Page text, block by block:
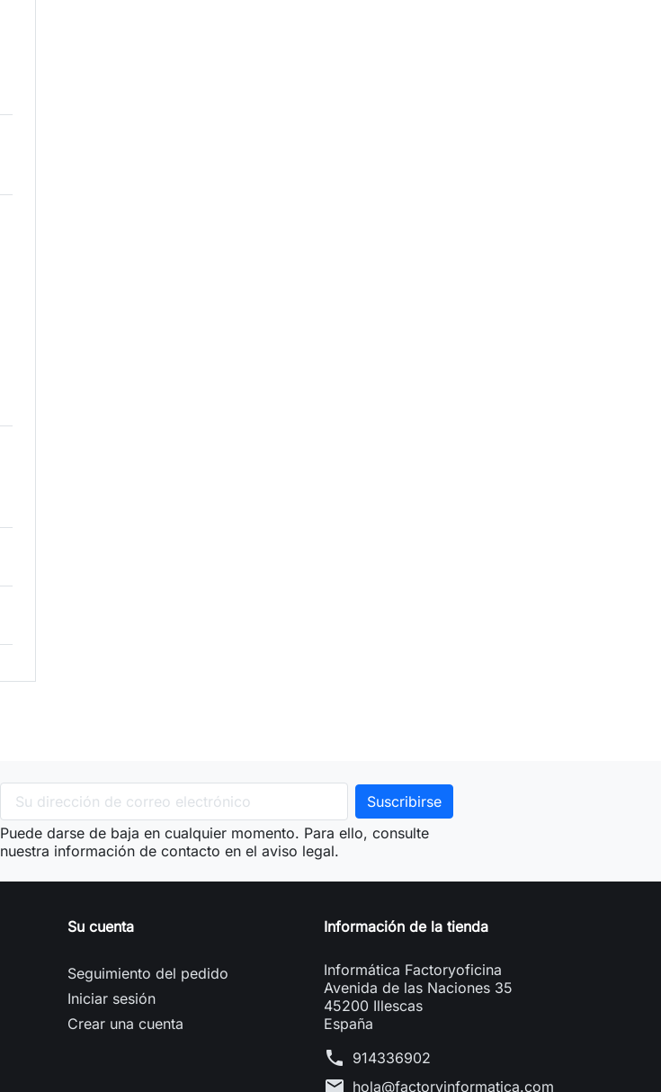
Puede darse de baja en cualquier momento. Para ello, consulte
nuestra información de contacto en el aviso legal.
Su cuenta
Seguimiento del pedido
Iniciar sesión
Crear una cuenta
Información de la tienda
Informática Factoryoficina
Avenida de las Naciones 35
45200 Illescas
España
phone 914336902
mail hola@factoryinformatica.com